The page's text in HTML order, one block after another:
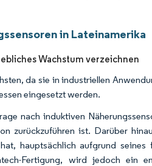
in Lateinamerika
Wachstum verzeichnen
da sie in industriellen
eingesetzt werden.
nach induktiven
zurückzuführen ist. Darüber
hauptsächlich aufgrund seines
Fertigung, wird jedoch ein